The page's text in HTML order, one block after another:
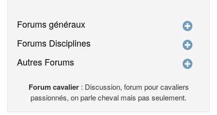
Forums généraux
Forums Disciplines
Autres Forums
Forum cavalier: Discussion, forum pour cavaliers
passionnés, on parle cheval mais pas seulement.